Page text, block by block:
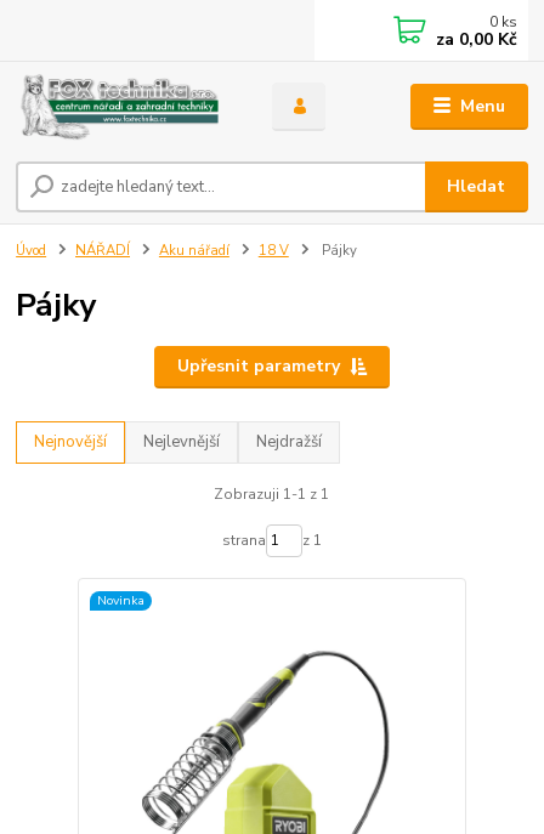
Menu
Hledat
0 ks
za 0,00 Kč
Úvod NÁŘADÍ Aku nářadí 18 V Pájky
Pájky
Upřesnit parametry
Nejnovější Nejlevnější Nejdražší
Zobrazuji 1-1 z 1
strana z 1
Novinka